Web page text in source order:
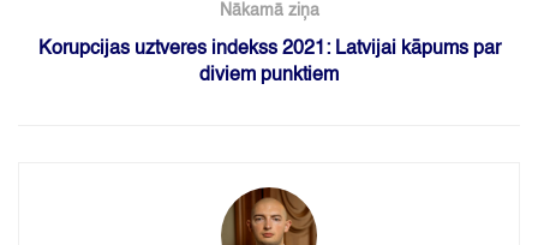
Nākamā ziņa
Korupcijas uztveres indekss 2021: Latvijai kāpums par
diviem punktiem